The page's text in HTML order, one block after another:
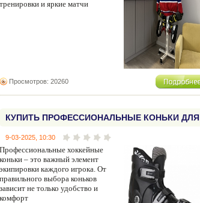
тренировки и яркие матчи
Просмотров: 20260
КУПИТЬ ПРОФЕССИОНАЛЬНЫЕ КОНЬКИ ДЛЯ
ХОККЕЯ
9-03-2025, 10:30
Профессиональные хоккейные
коньки – это важный элемент
экипировки каждого игрока. От
правильного выбора коньков
зависит не только удобство и
комфорт